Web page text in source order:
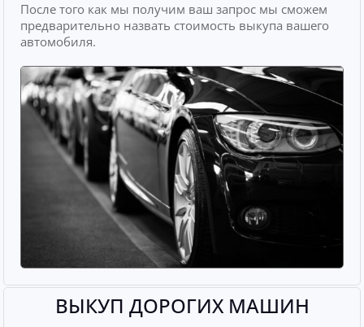
После того как мы получим ваш запрос мы сможем
предварительно назвать стоимость выкупа вашего
автомобиля.
ВЫКУП ДОРОГИХ МАШИН